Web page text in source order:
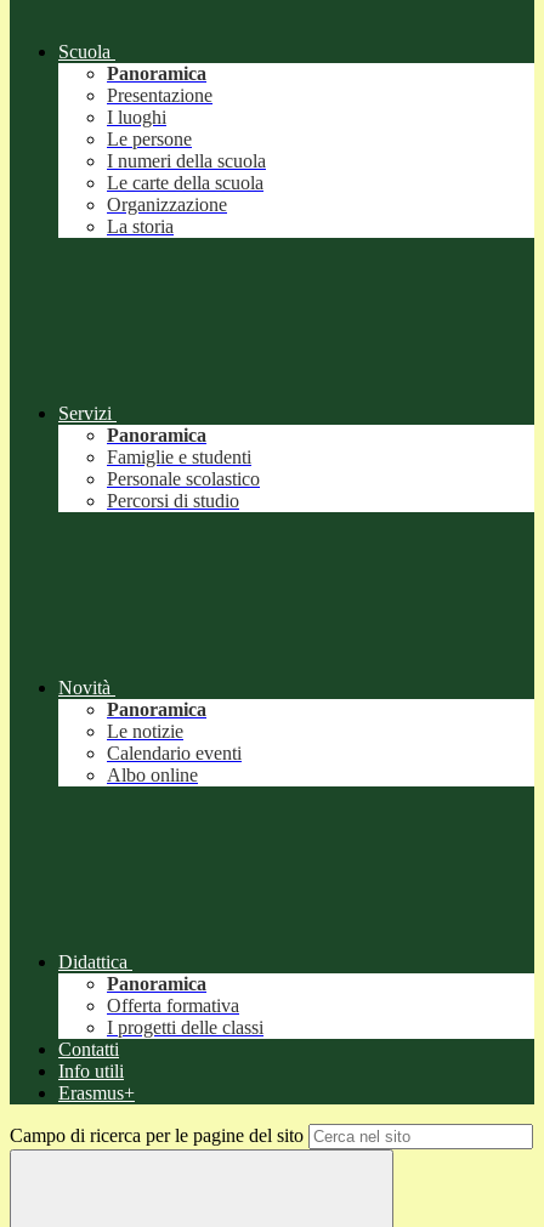
Scuola
Panoramica
Presentazione
I luoghi
Le persone
I numeri della scuola
Le carte della scuola
Organizzazione
La storia
Servizi
Panoramica
Famiglie e studenti
Personale scolastico
Percorsi di studio
Novità
Panoramica
Le notizie
Calendario eventi
Albo online
Didattica
Panoramica
Offerta formativa
I progetti delle classi
Contatti
Info utili
Erasmus+
Campo di ricerca per le pagine del sito